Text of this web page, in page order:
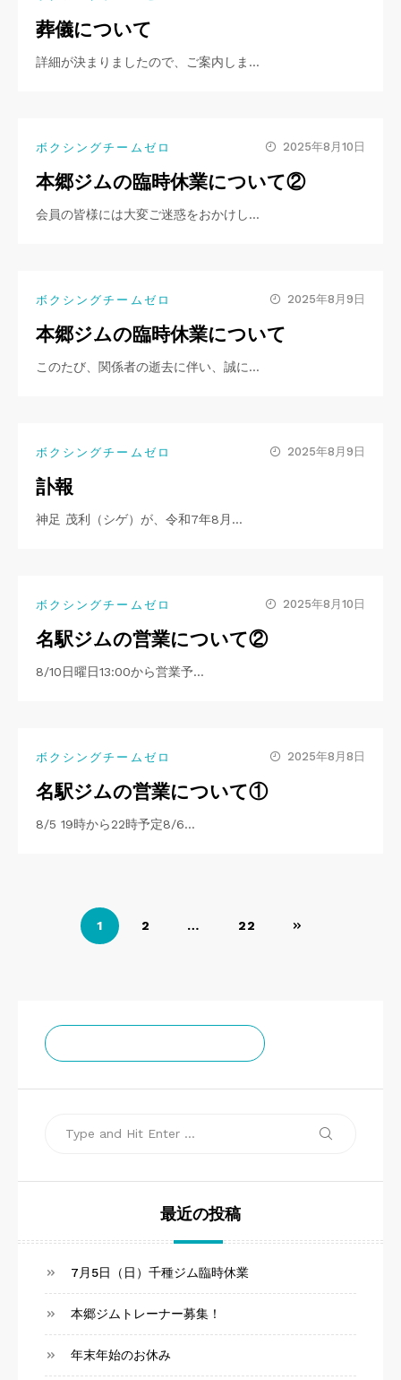
葬儀について
詳細が決まりましたので、ご案内しま…
ボクシングチームゼロ 2025年8月10日
本郷ジムの臨時休業について②
会員の皆様には大変ご迷惑をおかけし…
ボクシングチームゼロ 2025年8月9日
本郷ジムの臨時休業について
このたび、関係者の逝去に伴い、誠に…
ボクシングチームゼロ 2025年8月9日
訃報
神足 茂利（シゲ）が、令和7年8月…
ボクシングチームゼロ 2025年8月10日
名駅ジムの営業について②
8/10日曜日13:00から営業予…
ボクシングチームゼロ 2025年8月8日
名駅ジムの営業について①
8/5 19時から22時予定8/6…
ジ
1 2 … 22
Search
最近の投稿
7月5日（日）千種ジム臨時休業
本郷ジムトレーナー募集！
年末年始のお休み